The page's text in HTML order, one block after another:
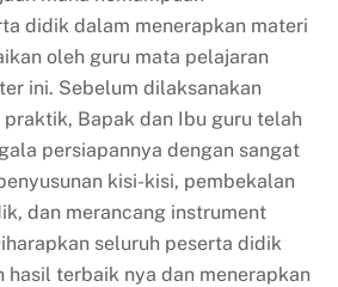
didik dalam menerapkan materi
oleh guru mata pelajaran
ini. Sebelum dilaksanakan
praktik, Bapak dan Ibu guru telah
persiapannya dengan sangat
kisi-kisi, pembekalan
dan merancang instrument
seluruh peserta didik
hasil terbaik nya dan menerapkan